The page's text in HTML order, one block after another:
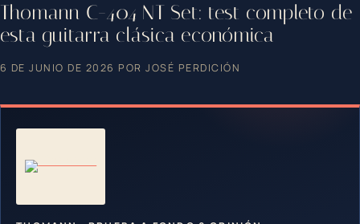
Thomann C-404 NT Set: test completo de
esta guitarra clásica económica
6 DE JUNIO DE 2026 PORJOSÉ PERDICIÓN